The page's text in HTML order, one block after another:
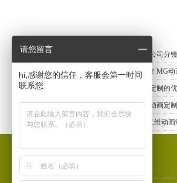
动画制作公司分
新手必知！MG
三维动画定制的
上海三维动画定
专业MG二维动
请您留言
hi,感谢您的信任，客服会第一时间
联系您